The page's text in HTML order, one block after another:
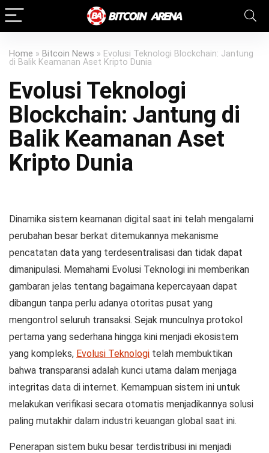
Home » Bitcoin News » Evolusi Teknologi Blockchain: Jantung
di Balik Keamanan Aset Kripto Dunia
Evolusi Teknologi
Blockchain: Jantung di
Balik Keamanan Aset
Kripto Dunia
Dinamika sistem keamanan digital saat ini telah mengalami
perubahan besar berkat ditemukannya mekanisme
pencatatan data yang terdesentralisasi dan tidak dapat
dimanipulasi. Memahami Evolusi Teknologi ini memberikan
gambaran jelas tentang bagaimana kepercayaan dapat
dibangun tanpa perlu adanya otoritas pusat yang
mengontrol seluruh transaksi. Sejak munculnya protokol
pertama yang sederhana hingga kini menjadi ekosistem
yang kompleks, Evolusi Teknologi telah membuktikan
bahwa transparansi adalah kunci utama dalam menjaga
integritas data di internet. Kemampuan sistem ini untuk
melakukan verifikasi secara otomatis menjadikannya solusi
paling mutakhir dalam industri keuangan global saat ini.
Penerapan sistem buku besar terdistribusi ini menjadi